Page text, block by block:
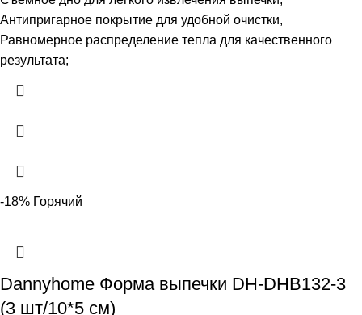
Антипригарное покрытие для удобной очистки,
Равномерное распределение тепла для качественного
результата;
-18% Горячий
Dannyhome Форма выпечки DH-DHB132-3
(3 шт/10*5 см)